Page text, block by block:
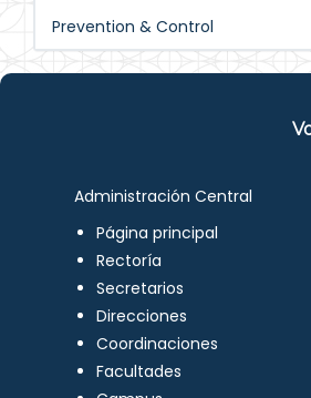
Prevention & Control
Administración Central
Página principal
Rectoría
Secretarios
Direcciones
Coordinaciones
Facultades